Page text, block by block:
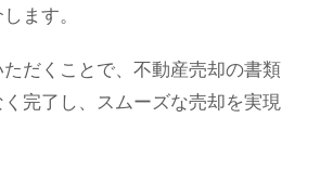
ます。
だくことで、不動産売却の書類
完了し、スムーズな売却を実現